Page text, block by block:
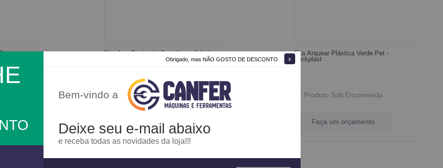
Obrigado, mas NÃO GOSTO DE DESCONTO
Bem-vindo a
Deixe seu e-mail abaixo
e receba todas as novidades da loja!!!
Fita Aço Graduada Com Verso Adesivo
A partir de:
R$ 85,00
Fita Arquear Plástica Verde Pet -
Teckplast
Produto Sob Encomenda
Faça um orçamento